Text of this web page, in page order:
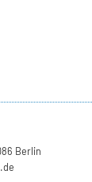
Berlin